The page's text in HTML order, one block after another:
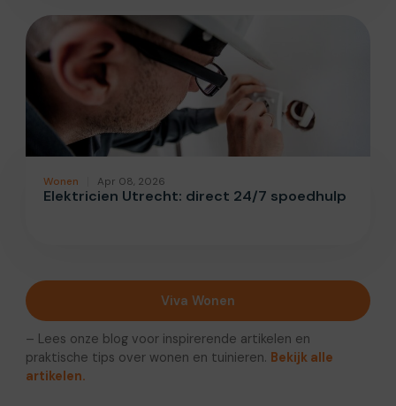
Wonen Apr 08, 2026
Elektricien Utrecht: direct 24/7 spoedhulp
Viva Wonen
– Lees onze blog voor inspirerende artikelen en
praktische tips over wonen en tuinieren. Bekijk alle
artikelen.